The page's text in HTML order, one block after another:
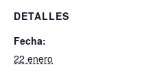
DETALLES
Fecha:
22 enero